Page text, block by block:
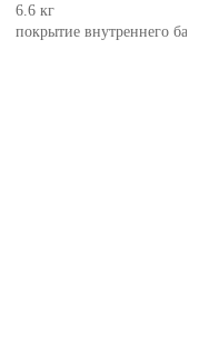
6.6 кг
покрытие внутреннего бака